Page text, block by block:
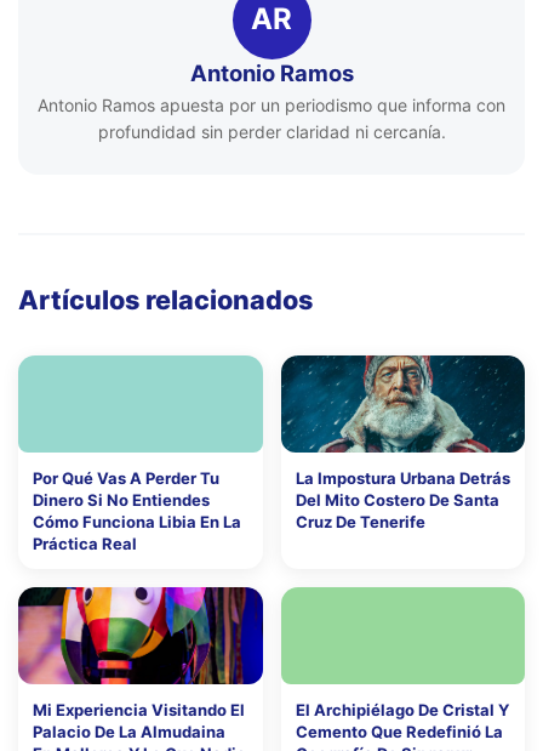
AR
Antonio Ramos
Antonio Ramos apuesta por un periodismo que informa con
profundidad sin perder claridad ni cercanía.
Artículos relacionados
Por Qué Vas A Perder Tu
Dinero Si No Entiendes
Cómo Funciona Libia En La
Práctica Real
La Impostura Urbana Detrás
Del Mito Costero De Santa
Cruz De Tenerife
Mi Experiencia Visitando El
Palacio De La Almudaina
El Archipiélago De Cristal Y
Cemento Que Redefinió La